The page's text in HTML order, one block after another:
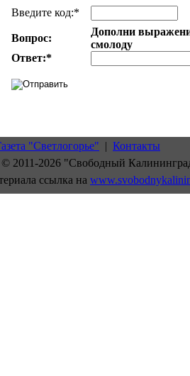
Введите код:*
Вопрос:
Дополни
смолоду
Ответ:*
"Светлогорье" | Контакты
2011-2026 "Свободный
ссылка на